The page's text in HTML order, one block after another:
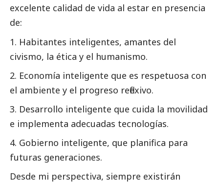
excelente calidad de vida al estar en presencia
de:
Habitantes inteligentes, amantes del
civismo, la ética y el humanismo.
Economía inteligente que es respetuosa con
el ambiente y el progreso reflexivo.
Desarrollo inteligente que cuida la movilidad
e implementa adecuadas tecnologías.
Gobierno inteligente, que planifica para
futuras generaciones.
Desde mi perspectiva, siempre existirán